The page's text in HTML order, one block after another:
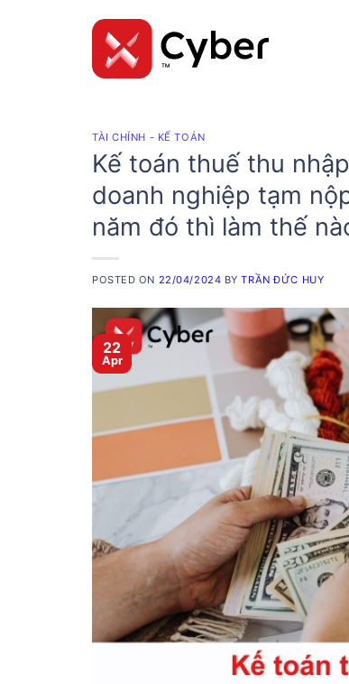
TÀI CHÍNH - KẾ TOÁN
Kế toán thuế thu
doanh nghiệp tạm
năm đó thì làm thế
POSTED ON 22/04/2024 BYTRẦN ĐỨC HUY
22
Apr